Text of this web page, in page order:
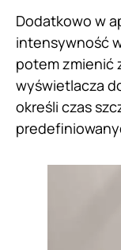
Dodatkowo w
intensywność
potem zmienić
wyświetlacza
określi czas